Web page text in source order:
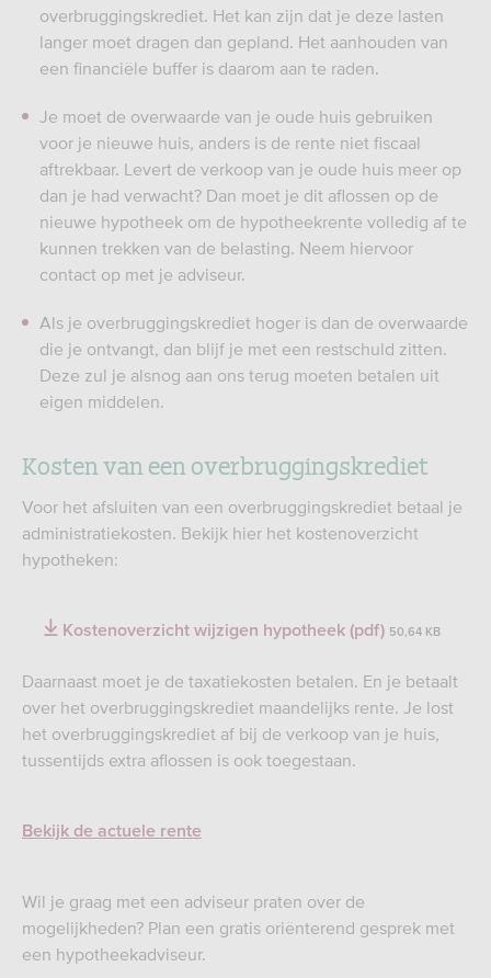
overbruggingskrediet. Het kan zijn dat je deze lasten
langer moet dragen dan gepland. Het aanhouden van
een financiële buffer is daarom aan te raden.
Je moet de overwaarde van je oude huis gebruiken
voor je nieuwe huis, anders is de rente niet fiscaal
aftrekbaar. Levert de verkoop van je oude huis meer op
dan je had verwacht? Dan moet je dit aflossen op de
nieuwe hypotheek om de hypotheekrente volledig af te
kunnen trekken van de belasting. Neem hiervoor
contact op met je adviseur.
Als je overbruggingskrediet hoger is dan de overwaarde
die je ontvangt, dan blijf je met een restschuld zitten.
Deze zul je alsnog aan ons terug moeten betalen uit
eigen middelen.
Kosten van een overbruggingskrediet
Voor het afsluiten van een overbruggingskrediet betaal je
administratiekosten. Bekijk hier het kostenoverzicht
hypotheken:
Kostenoverzicht wijzigen hypotheek (pdf) 50,64 KB
Daarnaast moet je de taxatiekosten betalen. En je betaalt
over het overbruggingskrediet maandelijks rente. Je lost
het overbruggingskrediet af bij de verkoop van je huis,
tussentijds extra aflossen is ook toegestaan.
Bekijk de actuele rente
Wil je graag met een adviseur praten over de
mogelijkheden? Plan een gratis oriënterend gesprek met
een hypotheekadviseur.